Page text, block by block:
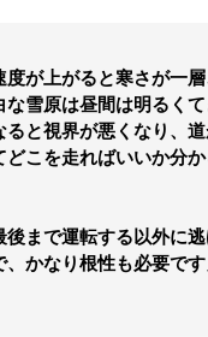
が上がると寒さが一層
な雪原は昼間は明るく
ると視界が悪くなり、
どこを走ればいいか分
まで運転する以外に
、かなり根性も必要です